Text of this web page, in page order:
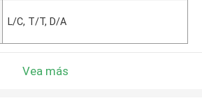
L/C, T/T, D/A
Vea más